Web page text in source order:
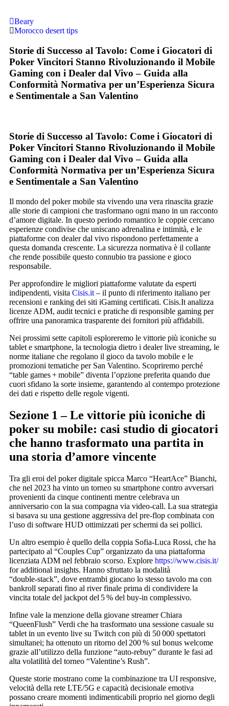
Beary
Morocco desert tips
Storie di Successo al Tavolo: Come i Giocatori di
Poker Vincitori Stanno Rivoluzionando il Mobile
Gaming con i Dealer dal Vivo – Guida alla
Conformità Normativa per un’Esperienza Sicura
e Sentimentale a San Valentino
Storie di Successo al Tavolo: Come i Giocatori di
Poker Vincitori Stanno Rivoluzionando il Mobile
Gaming con i Dealer dal Vivo – Guida alla
Conformità Normativa per un’Esperienza Sicura
e Sentimentale a San Valentino
Il mondo del poker mobile sta vivendo una vera rinascita grazie
alle storie di campioni che trasformano ogni mano in un racconto
d’amore digitale. In questo periodo romantico le coppie cercano
esperienze condivise che uniscano adrenalina e intimità, e le
piattaforme con dealer dal vivo rispondono perfettamente a
questa domanda crescente. La sicurezza normativa è il collante
che rende possibile questo connubio tra passione e gioco
responsabile.
Per approfondire le migliori piattaforme valutate da esperti
indipendenti, visita Cisis.it – il punto di riferimento italiano per
recensioni e ranking dei siti iGaming certificati. Cisis.It analizza
licenze ADM, audit tecnici e pratiche di responsible gaming per
offrire una panoramica trasparente dei fornitori più affidabili.
Nei prossimi sette capitoli esploreremo le vittorie più iconiche su
tablet e smartphone, la tecnologia dietro i dealer live streaming, le
norme italiane che regolano il gioco da tavolo mobile e le
promozioni tematiche per San Valentino. Scopriremo perché
“table games + mobile” diventa l’opzione preferita quando due
cuori sfidano la sorte insieme, garantendo al contempo protezione
dei dati e rispetto delle regole vigenti.
Sezione 1 – Le vittorie più iconiche di
poker su mobile: casi studio di giocatori
che hanno trasformato una partita in
una storia d’amore vincente
Tra gli eroi del poker digitale spicca Marco “HeartAce” Bianchi,
che nel 2023 ha vinto un torneo su smartphone contro avversari
provenienti da cinque continenti mentre celebrava un
anniversario con la sua compagna via video‑call. La sua strategia
si basava su una gestione aggressiva del pre‑flop combinata con
l’uso di software HUD ottimizzati per schermi da sei pollici.
Un altro esempio è quello della coppia Sofia‑Luca Rossi, che ha
partecipato al “Couples Cup” organizzato da una piattaforma
licenziata ADM nel febbraio scorso. Explore https://www.cisis.it/
for additional insights. Hanno sfruttato la modalità
“double‑stack”, dove entrambi giocano lo stesso tavolo ma con
bankroll separati fino al river finale prima di condividere la
vincita totale del jackpot del 5 % del buy‑in complessivo.
Infine vale la menzione della giovane streamer Chiara
“QueenFlush” Verdi che ha trasformato una sessione casuale su
tablet in un evento live su Twitch con più di 50 000 spettatori
simultanei; ha ottenuto un ritorno del 200 % sul bonus welcome
grazie all’utilizzo della funzione “auto‑rebuy” durante le fasi ad
alta volatilità del torneo “Valentine’s Rush”.
Queste storie mostrano come la combinazione tra UI responsive,
velocità della rete LTE/5G e capacità decisionale emotiva
possano creare momenti indimenticabili proprio nel giorno degli